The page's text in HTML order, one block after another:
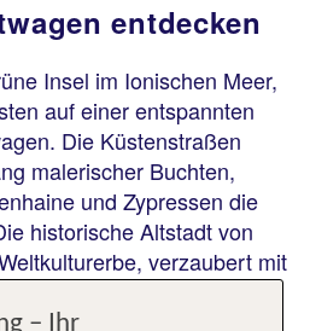
entdecken
Insel im Ionischen Meer,
auf einer entspannten
Die Küstenstraßen
malerischer Buchten,
und Zypressen die
historische Altstadt von
verzaubert mit
festlichen Plätzen und
aus führt die Fahrt zu
– Ihr